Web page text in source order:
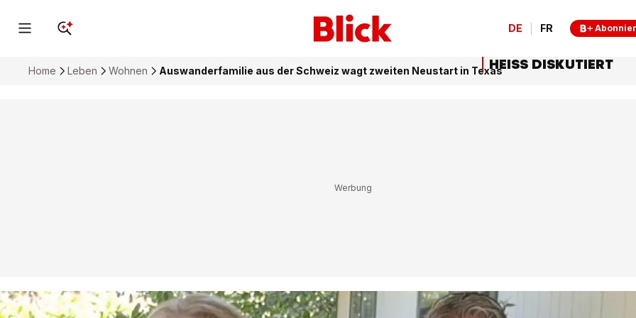
DE FR
Home Leben Wohnen Auswanderfamilie aus der Schweiz wagt zweiten Neustart in TexasHEISS DISKUTIERT